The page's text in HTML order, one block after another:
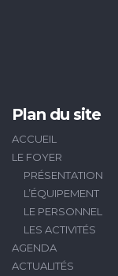
Plan du site
ACCUEIL
LE FOYER
PRÉSENTATION
L’ÉQUIPEMENT
LE PERSONNEL
LES ACTIVITÉS
AGENDA
ACTUALITÉS